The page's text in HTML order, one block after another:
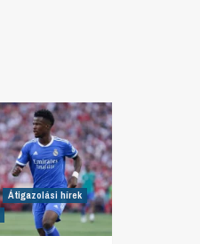
Átigazolási hírek